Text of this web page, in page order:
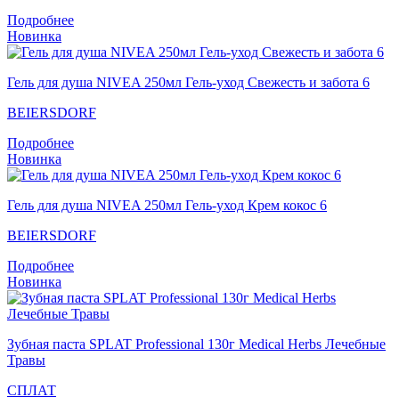
Подробнее
Новинка
Гель для душа NIVEA 250мл Гель-уход Свежесть и забота 6
BEIERSDORF
Подробнее
Новинка
Гель для душа NIVEA 250мл Гель-уход Крем кокос 6
BEIERSDORF
Подробнее
Новинка
Зубная паста SPLAT Professional 130г Medical Herbs Лечебные
Травы
СПЛАТ